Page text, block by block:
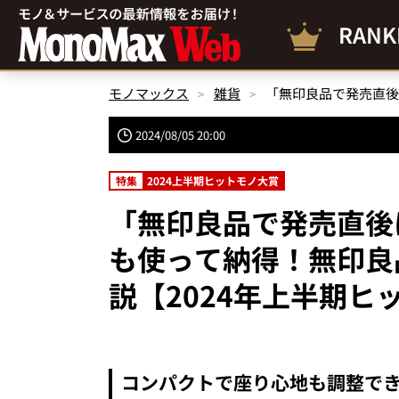
モノマックス 雑貨
2024/08/05 20:00
特集 2024上半期ヒットモノ大賞
「無印良品で発売直
も使って納得！無印
説【2024年上半期ヒ
コンパクトで座り心地も調整で